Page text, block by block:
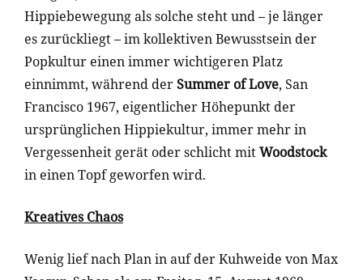
Hippiebewegung als solche steht und – je länger
es zurückliegt – im kollektiven Bewusstsein der
Popkultur einen immer wichtigeren Platz
einnimmt, während derSummer of Love, San
Francisco 1967, eigentlicher Höhepunkt der
ursprünglichen Hippiekultur, immer mehr in
Vergessenheit gerät oder schlicht mitWoodstock
in einen Topf geworfen wird.
Kreatives Chaos
Wenig lief nach Plan in auf der Kuhweide von Max